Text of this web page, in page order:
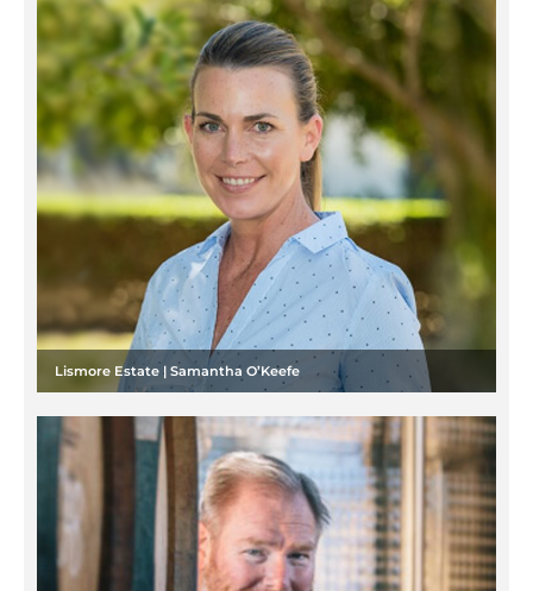
Lismore Estate | Samantha O’Keefe